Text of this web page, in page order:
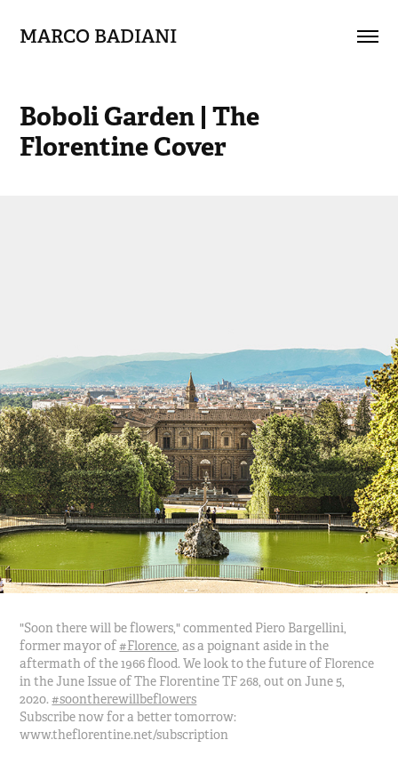
MARCO BADIANI
Boboli Garden | The
Florentine Cover
"Soon there will be flowers," commented Piero Bargellini,
former mayor of#Florence , as a poignant aside in the
aftermath of the 1966 flood. We look to the future of Florence
in the June Issue of The Florentine TF 268, out on June 5,
2020.#soontherewillbeflowers
Subscribe now for a better tomorrow:
www.theflorentine.net/subscription